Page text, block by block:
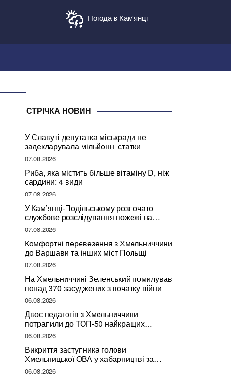
Погода в Кам'янці
СТРІЧКА НОВИН
У Славуті депутатка міськради не
задекларувала мільйонні статки
07.08.2026
Риба, яка містить більше вітаміну D, ніж
сардини: 4 види
07.08.2026
У Кам’янці-Подільському розпочато
службове розслідування пожежі на
сміттєзвалищі
07.08.2026
Комфортні перевезення з Хмельниччини
до Варшави та інших міст Польщі
07.08.2026
На Хмельниччині Зеленський помилував
понад 370 засуджених з початку війни
06.08.2026
Двоє педагогів з Хмельниччини
потрапили до ТОП-50 найкращих
учителів України
06.08.2026
Викриття заступника голови
Хмельницької ОВА у хабарництві за
підписання контрактів на ремонт доріг
06.08.2026